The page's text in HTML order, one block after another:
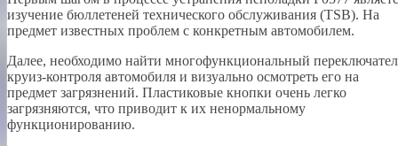
изучение бюллетеней технического обслуживания (TSB). На
предмет известных проблем с конкретным автомобилем.
Далее, необходимо найти многофункциональный
круиз-контроля автомобиля и визуально осмотреть его на
предмет загрязнений. Пластиковые кнопки очень легко
загрязняются, что приводит к их ненормальному
функционированию.